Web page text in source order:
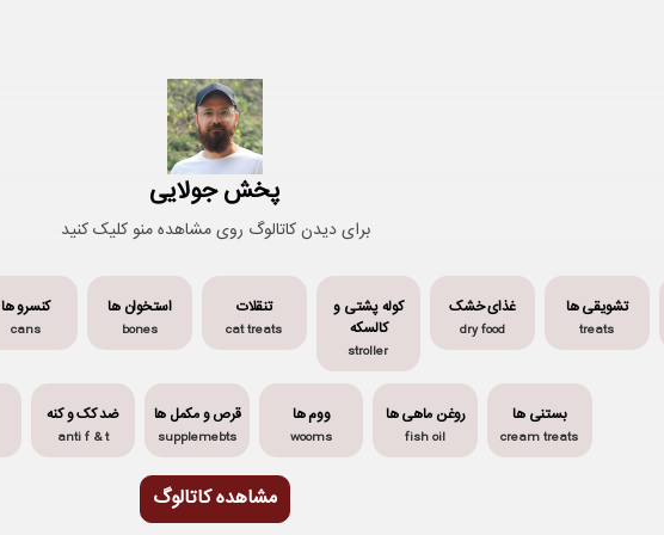
پخش جولایی
برای دیدن کاتالوگ روی مشاهده منو کلیک کنید
تشویقی ها
treats
غذای خشک
dry food
کوله پشتی و
کالسکه
stroller
تنقلات
cat treats
استخوان ها
bones
کنسرو ها
cans
بستنی ها
cream treats
روغن ماهی ها
fish oil
ووم ها
wooms
قرص و مکمل ها
supplemebts
ضد کک و کنه
anti f & t
مشاهده کاتالوگ